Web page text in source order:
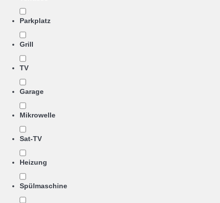
Parkplatz
Grill
TV
Garage
Mikrowelle
Sat-TV
Heizung
Spülmaschine